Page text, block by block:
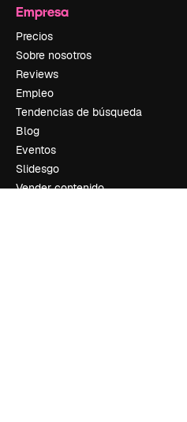
Empresa
Precios
Sobre nosotros
Reviews
Empleo
Tendencias de búsqueda
Blog
Eventos
Slidesgo
Vender contenido